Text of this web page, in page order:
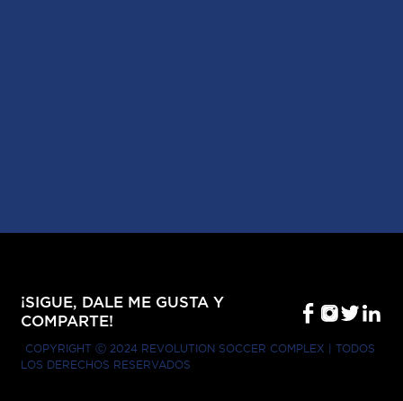
COPYRIGHT Ⓒ 2024 REVOLUTION SOCCER COMPLEX | TODOS
LOS DERECHOS RESERVADOS
¡SIGUE, DALE ME GUSTA Y
COMPARTE!